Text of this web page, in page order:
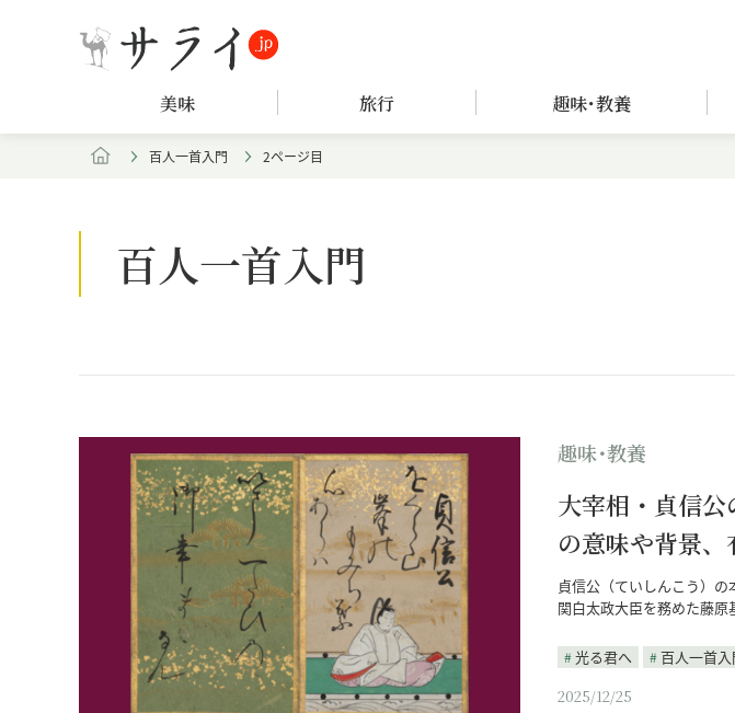
美味 旅行 趣味･教養
百人一首入門 2ページ目
百人一首入門
趣味･教養
大宰相・貞信公
の意味や背景
貞信公（ていしんこう）の
関白太政大臣を務めた藤
光る君へ
百人一首入
2025/12/25